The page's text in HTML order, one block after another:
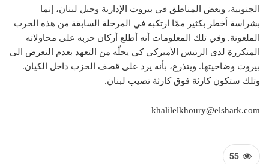
الجنوبية، وبعض المناطق في بيروت الإدارية وجبل لبنان، إنما
بشراسة أخطر بكثير ممّا ارتكبه في المرحلة السابقة من هذه الحرب
الملعونة. وفي تلك المعلومات أنه أطلع أركان حربه على محاولاته
المتكررة لدى الرئيس الأميركي كي يحلّه من التعهد بعدم التعرض الى
بيروت وضاحيتها. ويتذرع، بأنه يرد على قصف الحزب داخل الكيان.
وتلك ستكون كارثة فوق كارثة تصيب لبنان.
khalilelkhoury@elshark.com
55